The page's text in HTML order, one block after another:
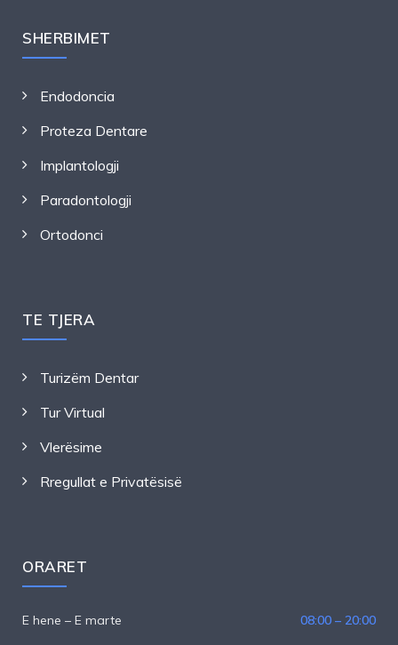
SHERBIMET
Endodoncia
Proteza Dentare
Implantologji
Paradontologji
Ortodonci
TE TJERA
Turizëm Dentar
Tur Virtual
Vlerësime
Rregullat e Privatësisë
ORARET
E hene – E marte 08:00 – 20:00